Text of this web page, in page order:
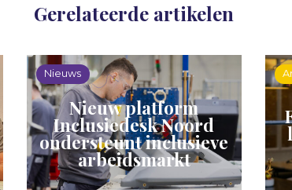
Gerelateerde artikelen
Nieuws
Nieuw platform
Inclusiedesk Noord
ondersteunt inclusieve
arbeidsmarkt